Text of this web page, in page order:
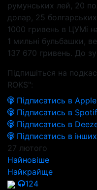
румунських лей, 20
долар, 25
1000 гривень в ЦУМі
1 мильні бульбашки,
137 670 гривень. До
Підпишіться на
ROKS":
Підписатись в
Підписатись в
Підписатись в
Підписатись в
27 лютого
Найновіше
Найкрайще
124